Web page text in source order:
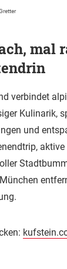
mal
verbindet
Kulinarik,
und